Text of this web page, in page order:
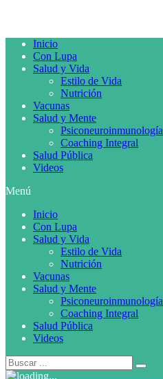
Inicio
Con Lupa
Salud y Vida
Estilo de Vida
Nutrición
Vacunas
Salud y Mente
Psiconeuroinmunología
Coaching Integral
Salud Pública
Videos
Menú
Inicio
Con Lupa
Salud y Vida
Estilo de Vida
Nutrición
Vacunas
Salud y Mente
Psiconeuroinmunología
Coaching Integral
Salud Pública
Videos